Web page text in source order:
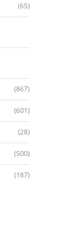
(65)
(867)
(601)
(28)
(500)
(187)